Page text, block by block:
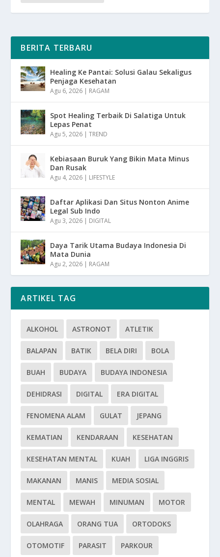
BERITA TERBARU
Healing Ke Pantai: Solusi Galau Sekaligus
Penjaga Kesehatan
Agu 6, 2026 | RAGAM
Spot Healing Terbaik Di Salatiga Untuk
Lepas Penat
Agu 5, 2026 |TREND
Kebiasaan Buruk Yang Bikin Mata Minus
Dan Rusak
Agu 4, 2026 | LIFESTYLE
Daftar Aplikasi Dan Situs Nonton Anime
Legal Sub Indo
Agu 3, 2026 | DIGITAL
Daya Tarik Utama Budaya Indonesia Di
Mata Dunia
Agu 2, 2026 | RAGAM
ARTIKEL TAG
ALKOHOL ASTRONOT ATLETIK
BALAPAN BATIK BELA DIRI BOLA
BUAH BUDAYA BUDAYA INDONESIA
DEHIDRASI DIGITAL ERA DIGITAL
FENOMENA ALAM GULAT JEPANG
KEMATIAN KENDARAAN KESEHATAN
KESEHATAN MENTAL KUAH LIGA INGGRIS
MAKANAN MANIS MEDIA SOSIAL
MENTAL MEWAH MINUMAN MOTOR
OLAHRAGA ORANG TUA ORTODOKS
OTOMOTIF PARASIT PARKOUR